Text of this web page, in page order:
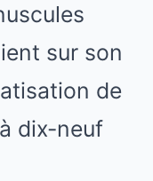
sur son
de
dix-neuf